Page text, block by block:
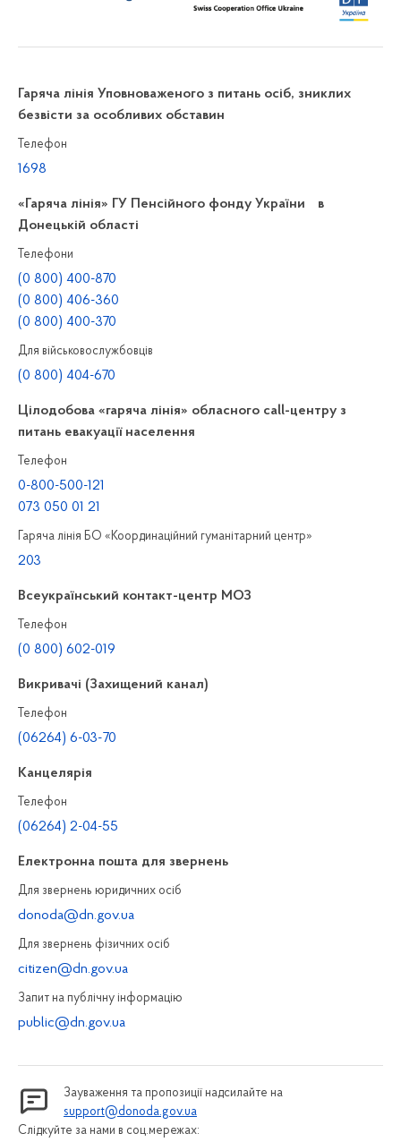
Гаряча лінія Уповноваженого з питань осіб, зниклих
безвісти за особливих обставин
Телефон
1698
«Гаряча лінія» ГУ Пенсійного фонду України в
Донецькій області
Телефони
(0 800) 400-870
(0 800) 406-360
(0 800) 400-370
Для військовослужбовців
(0 800) 404-670
Цілодобова «гаряча лінія» обласного call-центру з
питань евакуації населення
Телефон
0-800-500-121
073 050 01 21
Гаряча лінія БО «Координаційний гуманітарний центр»
203
Всеукраїнський контакт-центр МОЗ
Телефон
(0 800) 602-019
Викривачі (Захищений канал)
Телефон
(06264) 6-03-70
Канцелярiя
Телефон
(06264) 2-04-55
Електронна пошта для звернень
Для звернень юридичних осiб
donoda@dn.gov.ua
Для звернень фізичних осiб
citizen@dn.gov.ua
Запит на публiчну інформацiю
public@dn.gov.ua
Зауваження та пропозиції надсилайте на
support@donoda.gov.ua
Слідкуйте за нами в соц.мережах: